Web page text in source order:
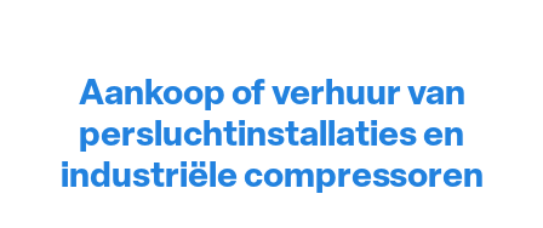
Aankoop of verhuur van
persluchtinstallaties en
industriële compressoren